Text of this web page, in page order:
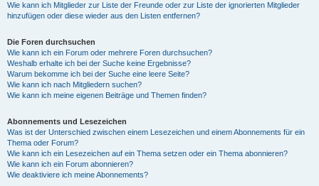
Wie kann ich Mitglieder zur Liste der Freunde oder zur Liste der ignorierten Mitglieder
hinzufügen oder diese wieder aus den Listen entfernen?
Die Foren durchsuchen
Wie kann ich ein Forum oder mehrere Foren durchsuchen?
Weshalb erhalte ich bei der Suche keine Ergebnisse?
Warum bekomme ich bei der Suche eine leere Seite?
Wie kann ich nach Mitgliedern suchen?
Wie kann ich meine eigenen Beiträge und Themen finden?
Abonnements und Lesezeichen
Was ist der Unterschied zwischen einem Lesezeichen und einem Abonnements für ein
Thema oder Forum?
Wie kann ich ein Lesezeichen auf ein Thema setzen oder ein Thema abonnieren?
Wie kann ich ein Forum abonnieren?
Wie deaktiviere ich meine Abonnements?